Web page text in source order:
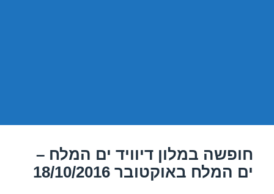
חופשה במלון דיוויד ים המלח –
ים המלח באוקטובר 18/10/2016